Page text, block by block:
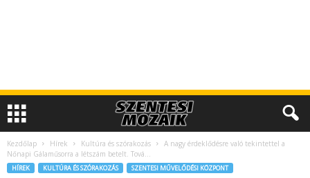
Kezdőlap Hírek Kultúra és szórakozás
A nagy érdeklődésre való tekintettel a
Nőnapi Gálaműsorra a létszám betelt. Tová…
HÍREK KULTÚRA ÉS SZÓRAKOZÁS SZENTESI MŰVELŐDÉSI KÖZPONT